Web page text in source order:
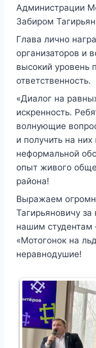
Администрации
Забиром
Глава лично
организаторов и
высокий уровень
ответственность.
«Диалог на
искренность.
волнующие
и получить на
неформальной
опыт живого
района!
Выражаем
Тагирьяновичу за
нашим студентам
«Мотогонок на
неравнодушие!